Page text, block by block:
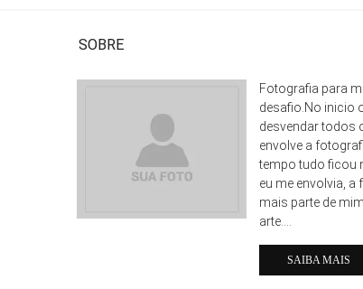
SOBRE
Fotografia para
desafio.No inicio
desvendar todos
envolve a
tempo tudo ficou
eu me envolvia,
mais parte de
arte....
SAIBA MAIS